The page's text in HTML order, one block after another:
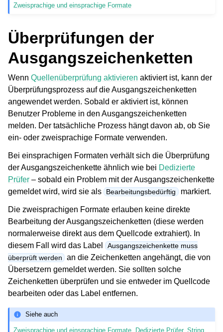
Zweisprachige und einsprachige Formate
Überprüfungen der
Ausgangszeichenketten
Wenn Quellenüberprüfung aktivieren aktiviert ist, kann der
Überprüfungsprozess auf die Ausgangszeichenketten
angewendet werden. Sobald er aktiviert ist, können
Benutzer Probleme in den Ausgangszeichenketten
melden. Der tatsächliche Prozess hängt davon ab, ob Sie
ein- oder zweisprachige Formate verwenden.
Bei einsprachigen Formaten verhält sich die Überprüfung
der Ausgangszeichenkette ähnlich wie bei Dedizierte
Prüfer – sobald ein Problem mit der Ausgangszeichenkette
gemeldet wird, wird sie als
Bearbeitungsbedürftig markiert.
Die zweisprachigen Formate erlauben keine direkte
Bearbeitung der Ausgangszeichenketten (diese werden
normalerweise direkt aus dem Quellcode extrahiert). In
diesem Fall wird das Label
Ausgangszeichenkette muss
überprüft werden
an die Zeichenketten angehängt, die von
Übersetzern gemeldet werden. Sie sollten solche
Zeichenketten überprüfen und sie entweder im Quellcode
bearbeiten oder das Label entfernen.
Siehe auch
Zweisprachige und einsprachige Formate Dedizierte Prüfer,String